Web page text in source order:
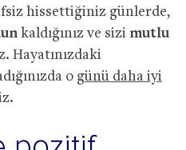
hissettiğiniz günlerde,
kaldığınız ve sizi mutlu
Hayatınızdaki
o günü daha iyi